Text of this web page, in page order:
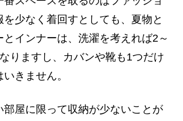
を少なく着回すとしても、夏物と
インナーは、洗濯を考えれば2～
りますし、カバンや靴も1つだけ
きません。
屋に限って収納が少ないことが